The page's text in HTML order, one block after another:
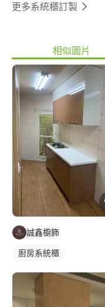
更多系統櫃訂製
相似圖片
誠鑫櫥飾
廚房系統櫃